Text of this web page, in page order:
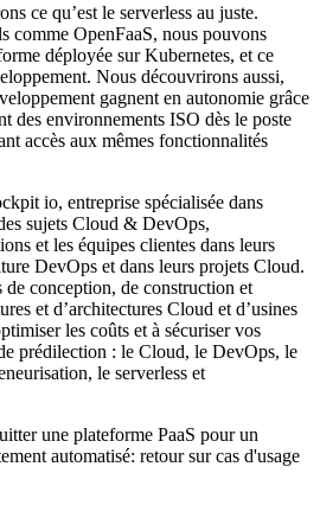
ce qu’est le serverless au juste.
comme OpenFaaS, nous pouvons
déployée sur Kubernetes, et ce
Nous découvrirons aussi,
gagnent en autonomie grâce
des environnements ISO dès le poste
accès aux mêmes fonctionnalités
io, entreprise spécialisée dans
sujets Cloud & DevOps,
et les équipes clientes dans leurs
DevOps et dans leurs projets Cloud.
de conception, de construction et
et d’architectures Cloud et d’usines
les coûts et à sécuriser vos
prédilection : le Cloud, le DevOps, le
le serverless et
une plateforme PaaS pour un
automatisé: retour sur cas d'usage